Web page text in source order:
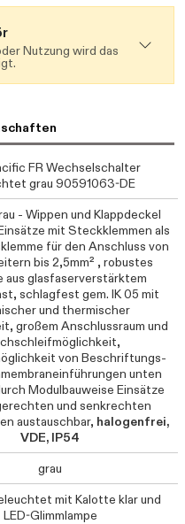
Nutzung wird das
FR Wechselschalter
grau 90591063-DE
- Wippen und Klappdeckel
mit Steckklemmen als
für den Anschluss von
bis 2,5mm² , robustes
aus glasfaserverstärktem
schlagfest gem. IK 05 mit
und thermischer
großem Anschlussraum und
von Beschriftungs-
unten
Modulbauweise Einsätze
und senkrechten
austauschbar, halogenfrei,
VDE, IP54
grau
mit Kalotte klar und
LED-Glimmlampe